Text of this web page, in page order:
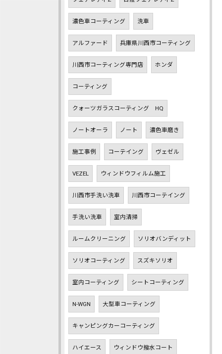
濃色車コーティング 洗車
アルファード 兵庫県川西市コーティング
川西市コーティング専門店 ホンダ
コーティング
クォーツガラスコーティング HQ
ノートオーラ ノート 濃色車磨き
施工事例 コーテイング ヴェゼル
VEZEL ウィンドウフィルム施工
川西市手洗い洗車 川西市コーテイング
手洗い洗車 室内清掃
ルームクリーニング ソリオバンディット
ソリオコーティング スズキソリオ
室内コーティング シートコーティング
N-WGN 大型車コーティング
キャンピングカーコーティング
ハイエース ウィンドウ撥水コート